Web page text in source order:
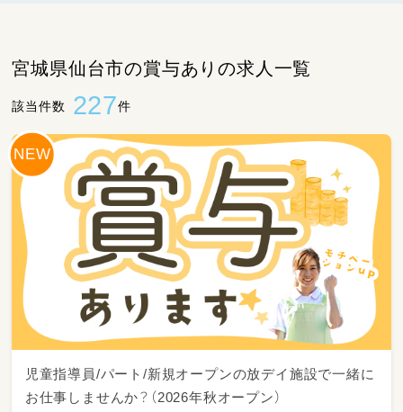
宮城県仙台市の賞与ありの求人一覧
該当件数 227件
児童指導員/パート/新規オープンの放デイ施設で一緒に
お仕事しませんか？（2026年秋オープン）